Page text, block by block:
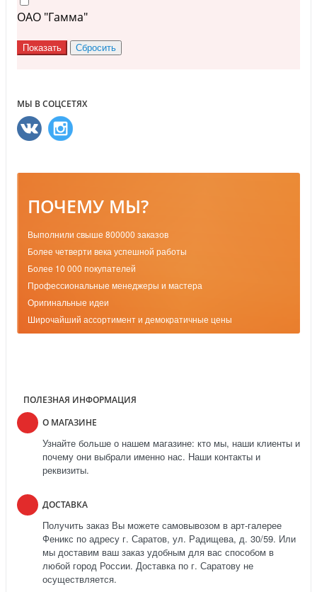
ОАО "Гамма"
МЫ В СОЦСЕТЯХ
ПОЧЕМУ МЫ?
Выполнили свыше 800000 заказов
Более четверти века успешной работы
Более 10 000 покупателей
Профессиональные менеджеры и мастера
Оригинальные идеи
Широчайший ассортимент и демократичные цены
ПОЛЕЗНАЯ ИНФОРМАЦИЯ
О МАГАЗИНЕ
Узнайте больше о нашем магазине: кто мы, наши клиенты и
почему они выбрали именно нас. Наши контакты и
реквизиты.
ДОСТАВКА
Получить заказ Вы можете самовывозом в арт-галерее
Феникс по адресу г. Саратов, ул. Радищева, д. 30/59. Или
мы доставим ваш заказ удобным для вас способом в
любой город России. Доставка по г. Саратову не
осуществляется.